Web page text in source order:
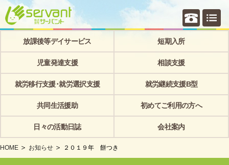
個別相
放課後等デイサービス 短期入所
児童発達支援 相談支援
就労移行支援･就労選択支援 就労継続支援B型
共同生活援助 初めてご利用の方へ
日々の活動日誌 会社案内
HOME お知らせ ２０１９年 餅つき